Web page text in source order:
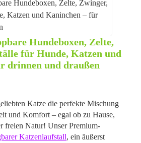
Hundeboxen, Zelte,
für Hunde, Katzen und
drinnen und draußen
Katze die perfekte Mischung
und Komfort – egal ob zu Hause,
freien Natur! Unser Premium-
Katzenlaufstall, ein äußerst